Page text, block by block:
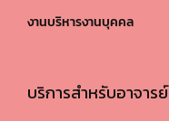
งานบริหารงานบุคคล
บริการสำหรับอาจารย์